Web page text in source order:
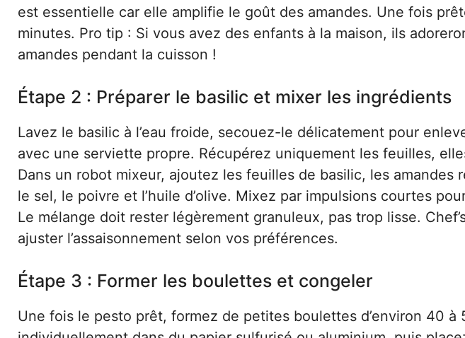
est essentielle car elle amplifie le goût des amandes. Une fois
minutes. Pro tip : Si vous avez des enfants à la maison, ils
amandes pendant la cuisson !
Étape 2 : Préparer le basilic et mixer les ingrédients
Lavez le basilic à l’eau froide, secouez-le délicatement pour
avec une serviette propre. Récupérez uniquement les feuilles,
Dans un robot mixeur, ajoutez les feuilles de basilic, les amandes
le sel, le poivre et l’huile d’olive. Mixez par impulsions courtes
Le mélange doit rester légèrement granuleux, pas trop lisse.
ajuster l’assaisonnement selon vos préférences.
Étape 3 : Former les boulettes et congeler
Une fois le pesto prêt, formez de petites boulettes d’environ 40 à